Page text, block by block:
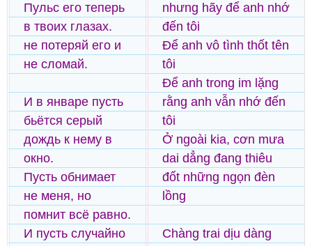
Пульс его теперь
в твоих глазах.
не потеряй его и
не сломай.
И в январе пуcть
бьётся серый
дождь к нему в
окно.
Пусть обнимает
не меня, но
помнит всё равно.
И пусть случайно
nhưng hãy để anh nhớ
đến tôi
Để anh vô tình thốt tên
tôi
Để anh trong im lặng
rằng anh vẫn nhớ đến
tôi
Ở ngoài kia, cơn mưa
dai dẳng đang thiêu
đốt những ngọn đèn
lồng
Chàng trai dịu dàng